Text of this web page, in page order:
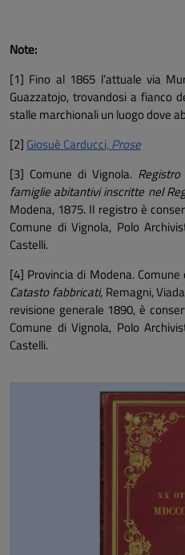
Note:
[1] Fino al 1865 l’attuale via
Guazzatojo, trovandosi a fianco
stalle marchionali un luogo dove
[2] Giosuè Carducci,Prose
[3] Comune di Vignola.
famiglie abitantivi inscritte nel
Modena, 1875. Il registro è
Comune di Vignola, Polo
Castelli.
[4] Provincia di Modena. Comune
Catasto fabbricati, Remagni,
revisione generale 1890, è
Comune di Vignola, Polo
Castelli.